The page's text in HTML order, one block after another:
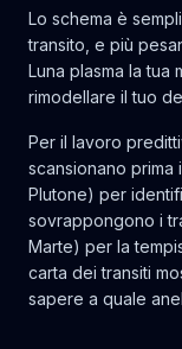
Lo schema è
transito, e più
Luna plasma la tua
rimodellare il tuo
Per il lavoro
scansionano prima
Plutone) per
sovrappongono i
Marte) per la
carta dei transiti
sapere a quale